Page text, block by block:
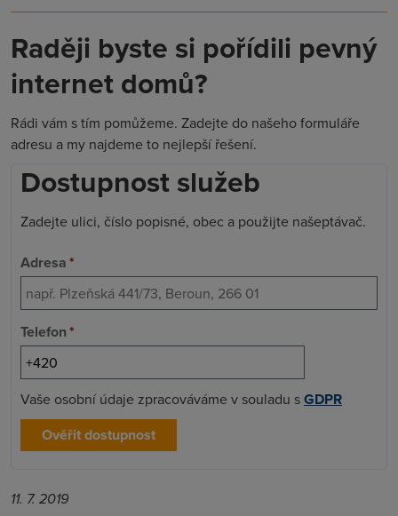
Raději byste si pořídili pevný
internet domů?
Rádi vám s tím pomůžeme. Zadejte do našeho formuláře
adresu a my najdeme to nejlepší řešení.
Dostupnost služeb
Zadejte ulici, číslo popisné, obec a použijte našeptávač.
Adresa*
Telefon*
Vaše osobní údaje zpracováváme v souladu sGDPR
Ověřit dostupnost
11. 7. 2019